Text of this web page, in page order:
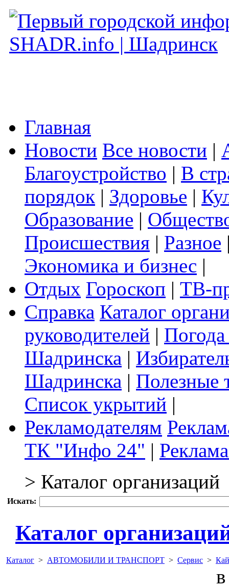
Главная
Новости Все новости |
Благоустройство | В
порядок | Здоровье |
Образование |
Происшествия | Разное
Экономика и бизнес |
Отдых Гороскоп | ТВ-
Справка Каталог
руководителей |
Шадринска |
Шадринска | Полезные
Список укрытий |
Рекламодателям
ТК "Инфо 24" |
> Каталог организаций
Искать:
Каталог
Каталог > АВТОМОБИЛИ И ТРАНСПОРТ > Сервис >